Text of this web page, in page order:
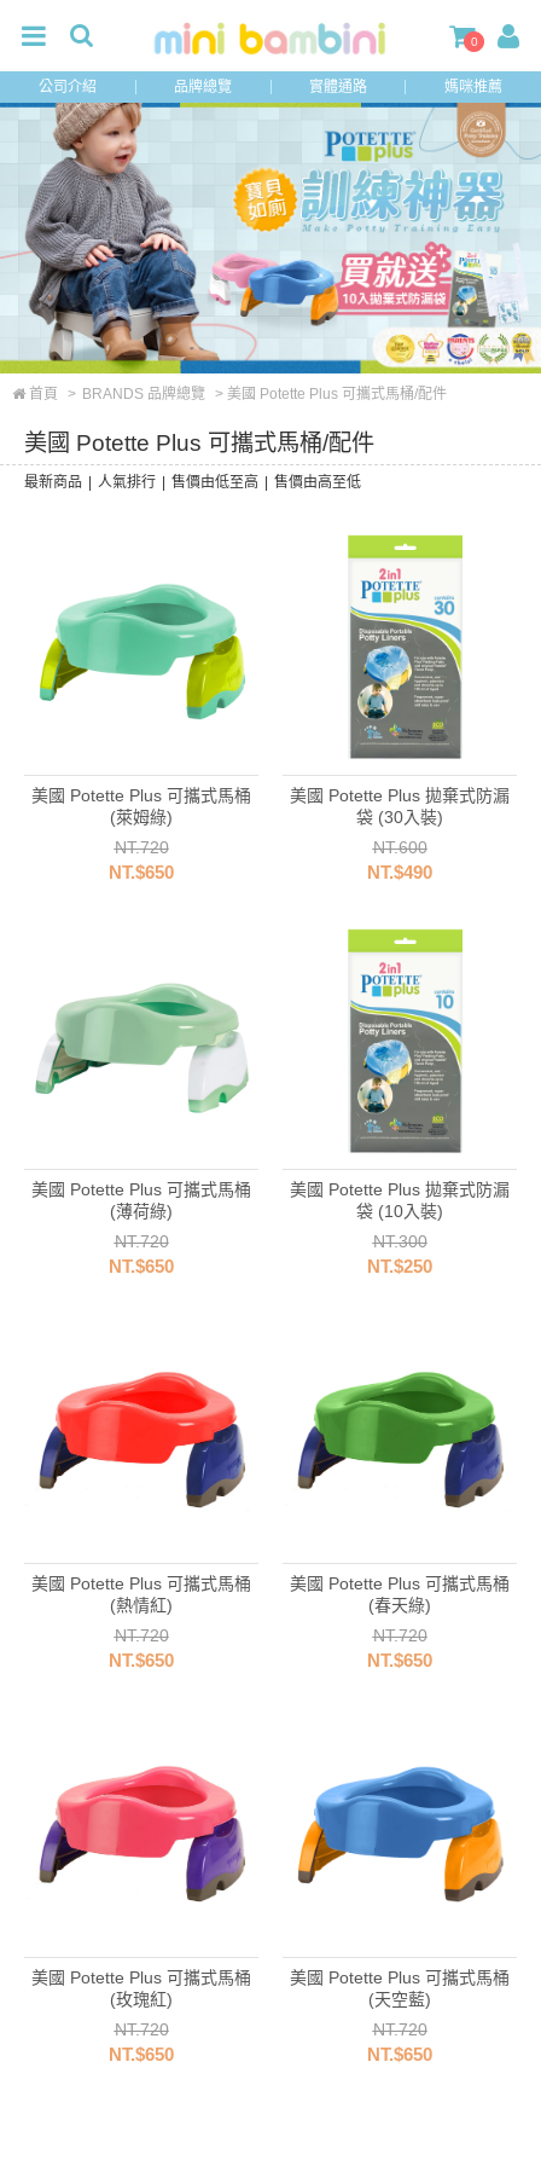
0
公司介紹 品牌總覽 實體通路 媽咪推薦
首頁 > BRANDS 品牌總覽 > 美國 Potette Plus 可攜式馬桶/配件
美國 Potette Plus 可攜式馬桶/配件
最新商品 人氣排行 售價由低至高 售價由高至低
美國 Potette Plus 可攜式馬桶
(萊姆綠)
NT.720
NT.$650
美國 Potette Plus 拋棄式防漏
袋 (30入裝)
NT.600
NT.$490
美國 Potette Plus 可攜式馬桶
(薄荷綠)
NT.720
NT.$650
美國 Potette Plus 拋棄式防漏
袋 (10入裝)
NT.300
NT.$250
美國 Potette Plus 可攜式馬桶
(熱情紅)
NT.720
NT.$650
美國 Potette Plus 可攜式馬桶
(春天綠)
NT.720
NT.$650
美國 Potette Plus 可攜式馬桶
(玫瑰紅)
NT.720
NT.$650
美國 Potette Plus 可攜式馬桶
(天空藍)
NT.720
NT.$650